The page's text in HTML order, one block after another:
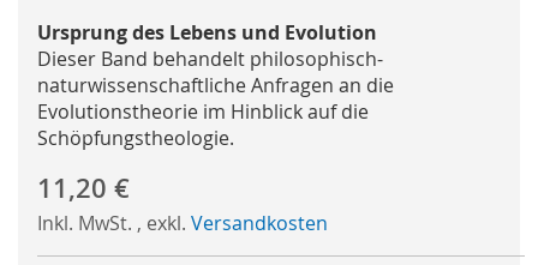
images
gallery
Ursprung des Lebens und Evolution
Dieser Band behandelt philosophisch-
naturwissenschaftliche Anfragen an die
Evolutionstheorie im Hinblick auf die
Schöpfungstheologie.
11,20 €
Inkl. MwSt. , exkl. Versandkosten